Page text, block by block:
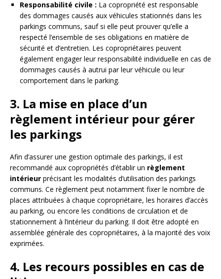
Responsabilité civile : La copropriété est responsable
des dommages causés aux véhicules stationnés dans les
parkings communs, sauf si elle peut prouver qu’elle a
respecté l’ensemble de ses obligations en matière de
sécurité et d’entretien. Les copropriétaires peuvent
également engager leur responsabilité individuelle en cas de
dommages causés à autrui par leur véhicule ou leur
comportement dans le parking.
3. La mise en place d’un
règlement intérieur pour gérer
les parkings
Afin d’assurer une gestion optimale des parkings, il est
recommandé aux copropriétés d’établir un règlement
intérieur précisant les modalités d’utilisation des parkings
communs. Ce règlement peut notamment fixer le nombre de
places attribuées à chaque copropriétaire, les horaires d’accès
au parking, ou encore les conditions de circulation et de
stationnement à l’intérieur du parking. Il doit être adopté en
assemblée générale des copropriétaires, à la majorité des voix
exprimées.
4. Les recours possibles en cas de